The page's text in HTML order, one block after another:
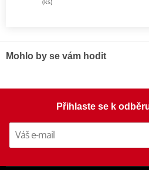
Mohlo by se vám hodit
Přihlaste se k